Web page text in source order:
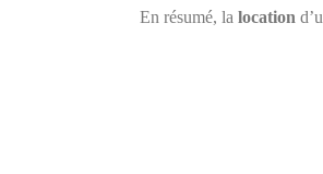
En résumé, la location